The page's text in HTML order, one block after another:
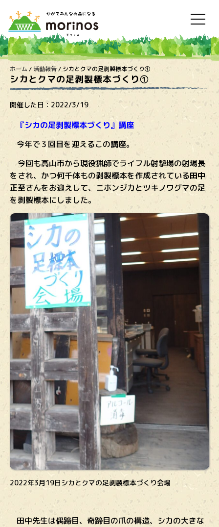
ホーム /活動報告/ シカとクマの足剥製標本づくり①
シカとクマの足剥製標本づくり①
開催した日： 2022/3/19
『シカの足剥製標本づくり』講座
今年で３回目を迎えるこの講座。
今回も高山市から現役猟師でライフル射撃場の射場長
をされ、かつ何千体もの剥製標本を作成されている田中
正至さんをお迎えして、ニホンジカとツキノワグマの足
を剥製標本にしました。
2022年3月19日シカとクマの足剥製標本づくり会場
田中先生は偶蹄目、奇蹄目の爪の構造、シカの大きな